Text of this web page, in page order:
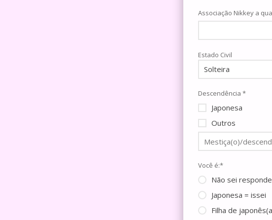
Associação Nikkey a
Estado Civil
Descendência *
Japonesa
Outros
Você é:*
Não sei
Japonesa = issei
Filha de